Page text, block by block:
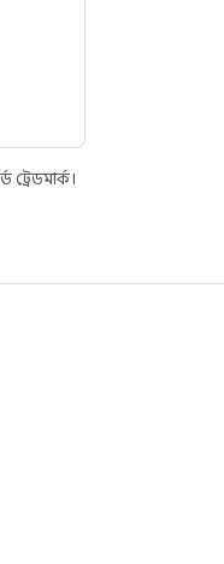
ট্রেডমার্ক।